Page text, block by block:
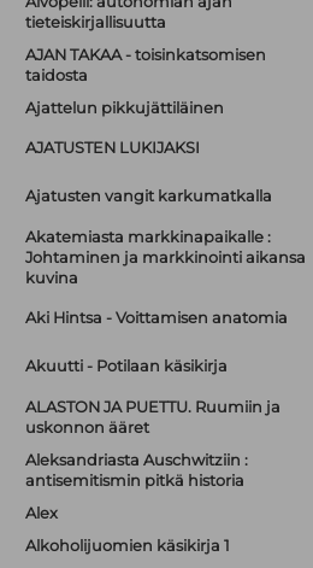
tieteiskirjallisuutta
AJAN TAKAA - toisinkatsomisen
taidosta
Ajattelun pikkujättiläinen
AJATUSTEN LUKIJAKSI
Ajatusten vangit karkumatkalla
Akatemiasta markkinapaikalle :
Johtaminen ja markkinointi aikansa
kuvina
Aki Hintsa - Voittamisen anatomia
Akuutti - Potilaan käsikirja
ALASTON JA PUETTU. Ruumiin ja
uskonnon ääret
Aleksandriasta Auschwitziin :
antisemitismin pitkä historia
Alex
Alkoholijuomien käsikirja 1